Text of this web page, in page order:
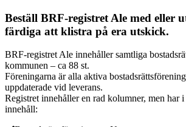
Beställ BRF-registret Ale med eller
färdiga att klistra på era utskick.
BRF-registret Ale innehåller samtliga
kommunen – ca 88 st.
Föreningarna är alla aktiva
uppdaterade vid leverans.
Registret innehåller en rad kolumner, men har
innehåll: